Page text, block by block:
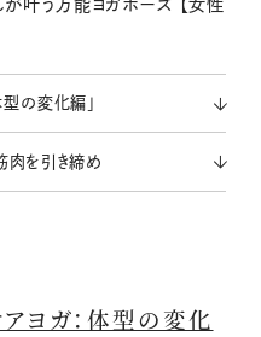
叶う万能ヨガポーズ 【女性
型の変化編」
肉を引き締め
アヨガ：体型の変化